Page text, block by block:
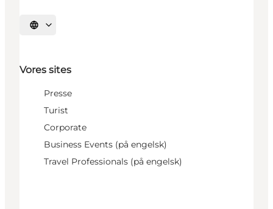
Vælg sprog
Vores sites
Presse
Turist
Corporate
Business Events (på engelsk)
Travel Professionals (på engelsk)